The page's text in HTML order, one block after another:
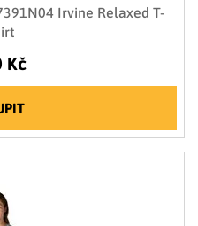
Irvine Relaxed T-
Kč